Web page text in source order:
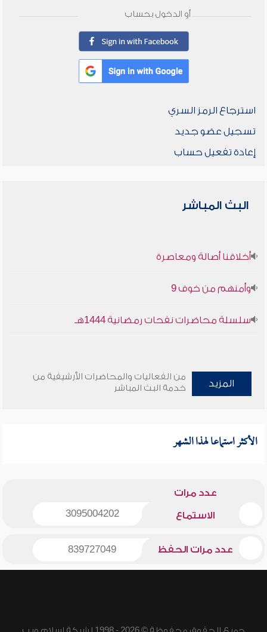
أو الدخول بحساب
استرجاع الرمز السري
تسجيل عضو جديد
إعادة تفعيل حساب
البث المباشر
أخلاقنا أصالة ومعاصرة
وأمنهم من خوف 9
سلسلة محاضرات نفحات رمضانية 1444هـ
المزيد
من الفعاليات والمحاضرات الأرشيفية من
خدمة البث المباشر
الأكثر استماعا لهذا الشهر
عدد مرات
الاستماع 3095004202
عدد مرات الحفظ 839727049